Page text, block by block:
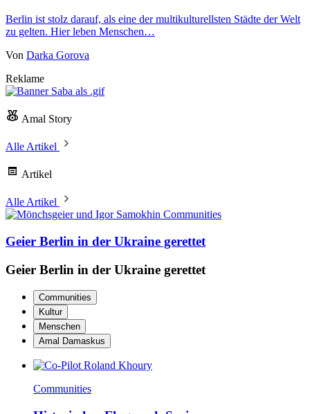
Berlin ist stolz darauf, als eine der multikulturellsten Städte der Welt
zu gelten. Hier leben Menschen…
Von Darka Gorova
Reklame
Amal Story
Alle Artikel
Artikel
Alle Artikel
Communities
Geier Berlin in der Ukraine gerettet
Geier Berlin in der Ukraine gerettet
Communities
Kultur
Menschen
Amal Damaskus
Communities